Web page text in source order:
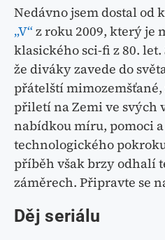
Nedávno jsem dostal od
„V“z roku 2009, který je
klasického sci-fi z 80.
že diváky zavede do
přátelští
přiletí na Zemi ve svých
nabídkou míru, pomoci
technologického
příběh však brzy odhalí
záměrech. Připravte se
Děj seriálu